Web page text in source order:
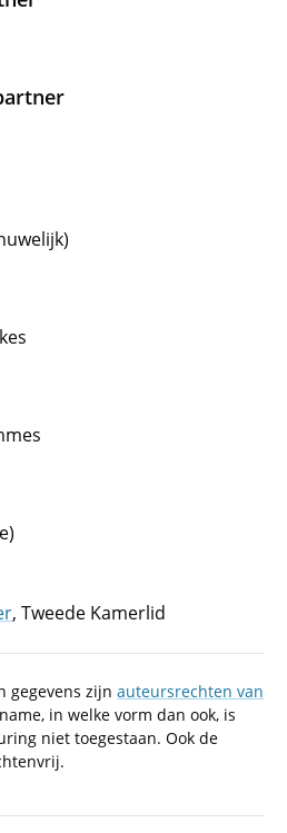
, Tweede Kamerlid
gegevens zijn auteursrechten van
in welke vorm dan ook, is
niet toegestaan. Ook de